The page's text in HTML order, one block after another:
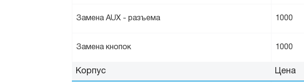
Замена AUX - разъема 1000
Замена кнопок 1000
Корпус Цена